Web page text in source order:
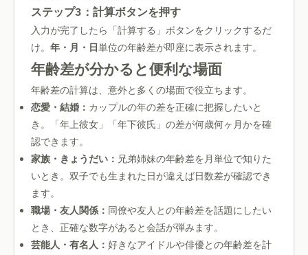
ステップ3：計算ボタンを押す
入力が完了したら「計算する」ボタンをクリックするだ
け。 年・月・日単位の年齢差が即座に表示されます。
年齢差が分かると便利な場面
年齢差の計算は、意外と多くの場面で役立ちます。
恋愛・結婚： カップルの年の差を正確に把握したいと
き。「年上彼女」「年下彼氏」の差が何歳何ヶ月かを確
認できます。
家族・きょうだい： 兄弟姉妹の年齢差を月単位で知りた
いとき。双子でも生まれた日が違えば日数差が確認でき
ます。
職場・友人関係： 同僚や友人との年齢差を話題にしたい
とき、正確な数字があると会話が弾みます。
芸能人・有名人： 好きなアイドルや俳優との年齢差を計